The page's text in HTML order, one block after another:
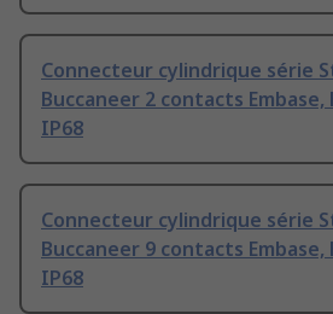
Connecteur cylindrique série
Buccaneer 2 contacts Embase,
IP68
Connecteur cylindrique série
Buccaneer 9 contacts Embase,
IP68